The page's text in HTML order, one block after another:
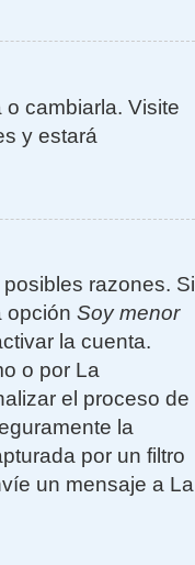
cambiarla. Visite
y estará
razones. Si
opción Soy menor
la cuenta.
o por La
el proceso de
la
por un filtro
un mensaje a La